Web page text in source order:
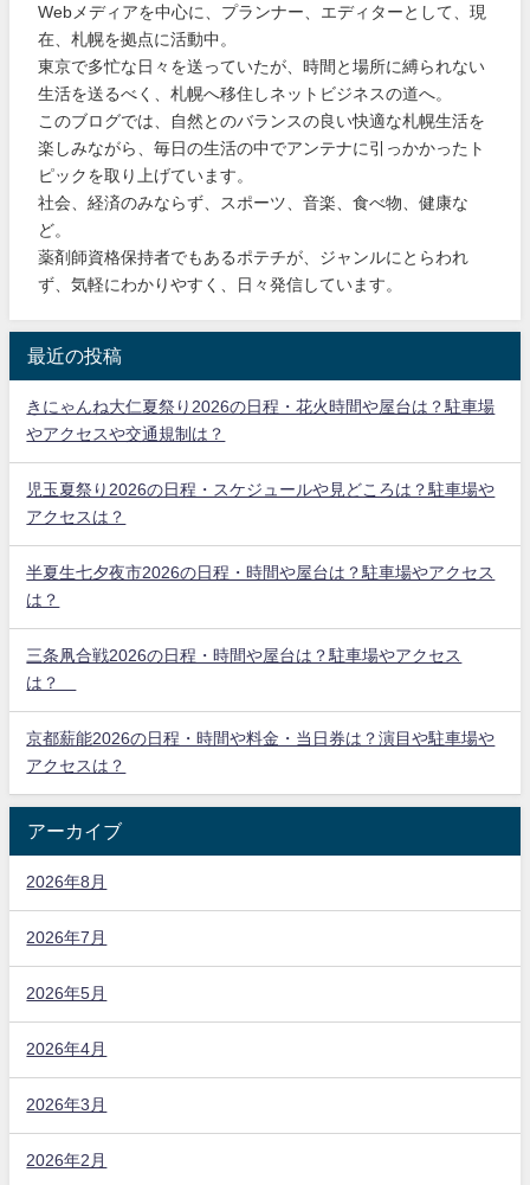
Webメディアを中心に、プランナー、エディターとして、現
在、札幌を拠点に活動中。
東京で多忙な日々を送っていたが、時間と場所に縛られない
生活を送るべく、札幌へ移住しネットビジネスの道へ。
このブログでは、自然とのバランスの良い快適な札幌生活を
楽しみながら、毎日の生活の中でアンテナに引っかかったト
ピックを取り上げています。
社会、経済のみならず、スポーツ、音楽、食べ物、健康な
ど。
薬剤師資格保持者でもあるポテチが、ジャンルにとらわれ
ず、気軽にわかりやすく、日々発信しています。
最近の投稿
きにゃんね大仁夏祭り2026の日程・花火時間や屋台は？駐車場
やアクセスや交通規制は？
児玉夏祭り2026の日程・スケジュールや見どころは？駐車場や
アクセスは？
半夏生七夕夜市2026の日程・時間や屋台は？駐車場やアクセス
は？
三条凧合戦2026の日程・時間や屋台は？駐車場やアクセス
は？
京都薪能2026の日程・時間や料金・当日券は？演目や駐車場や
アクセスは？
アーカイブ
2026年8月
2026年7月
2026年5月
2026年4月
2026年3月
2026年2月